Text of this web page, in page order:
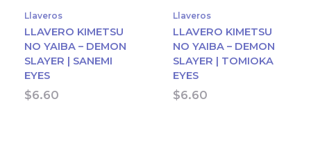
Llaveros
LLAVERO KIMETSU
NO YAIBA – DEMON
SLAYER | SANEMI
EYES
$6.60
Llaveros
LLAVERO KIMETSU
NO YAIBA – DEMON
SLAYER | TOMIOKA
EYES
$6.60